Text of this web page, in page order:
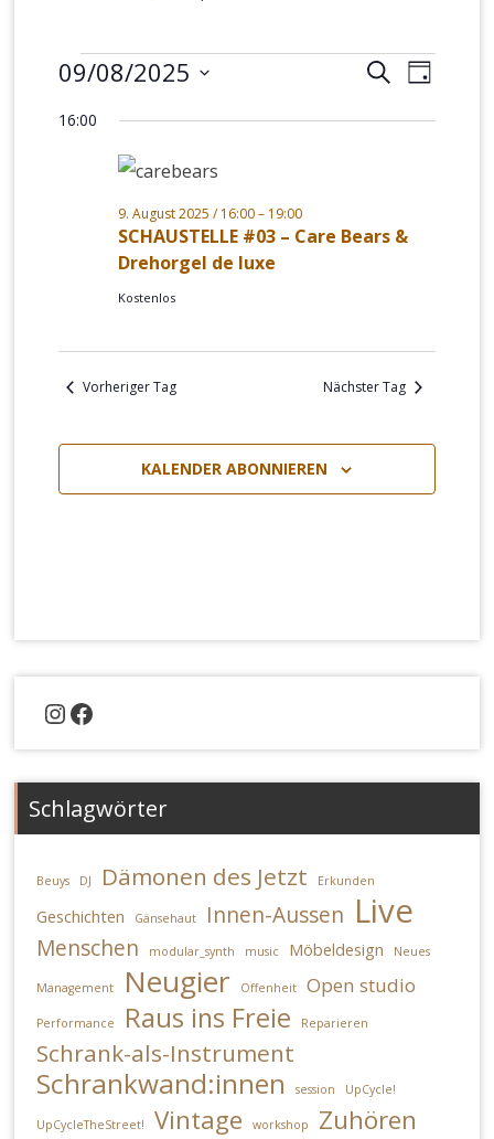
Veranstaltungen
9.
August
SUCHE
TAG
09/08/2025
16:00
SCHAUSTELLE #03 – Care Bears &
Drehorgel de luxe
9. August 2025 / 16:00– 19:00
Kostenlos
Vorheriger Tag Nächster Tag
KALENDER ABONNIEREN
Instagram
Facebook
Schlagwörter
Beuys DJ Dämonen des Jetzt Erkunden
Geschichten Gänsehaut Innen-Aussen Live
Menschen modular_synth music Möbeldesign Neues
Management Neugier Offenheit Open studio
Performance Raus ins Freie Reparieren
Schrank-als-Instrument
Schrankwand:innen session UpCycle!
UpCycleTheStreet! Vintage workshop Zuhören